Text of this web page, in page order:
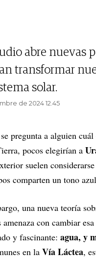
abre nuevas
transformar
solar.
de 2024 12.45
pregunta a alguien
pocos elegirían a
suelen
comparten un tono
una nueva teoría
amenaza con cambiar
y fascinante: agua, y
en la Vía Láctea,